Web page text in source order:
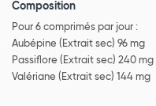
Composition
Pour 6 comprimés par jour :
Aubépine (Extrait sec) 96 mg
Passiflore (Extrait sec) 240 mg
Valériane (Extrait sec) 144 mg